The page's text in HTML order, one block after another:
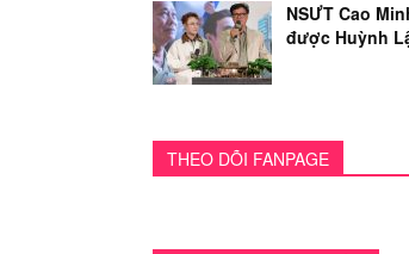
NSƯT Cao
được Huỳnh
THEO DÕI FANPAGE